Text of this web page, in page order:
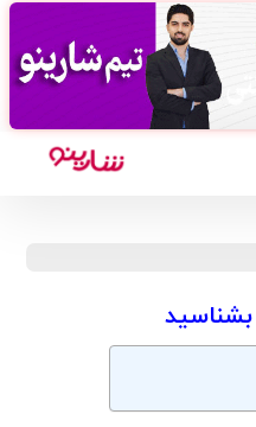
بشناسید